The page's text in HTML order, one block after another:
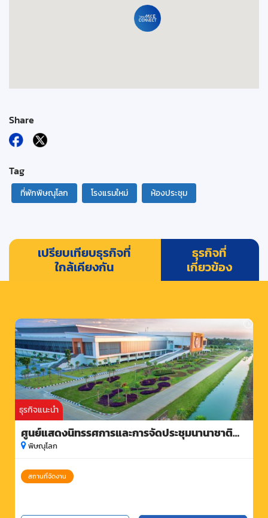
Share
Tag
ที่พักพิษณุโลก โรงแรมใหม่ ห้องประชุม
เปรียบเทียบธุรกิจที่
ใกล้เคียงกัน
ธุรกิจที่
เกี่ยวข้อง
ธุรกิจแนะนำ
ศูนย์แสดงนิทรรศการและการจัดประชุมนานาชาติ
สมเด็จพระนเรศวรมหาราช
พิษณุโลก
สถานที่จัดงาน